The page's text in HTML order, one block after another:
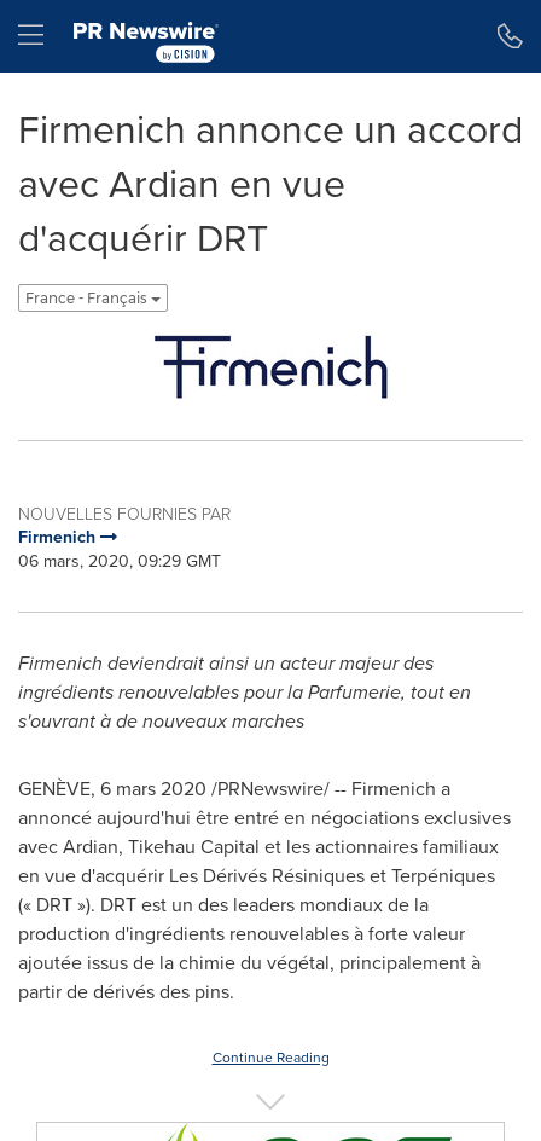
Hamburger menu
Firmenich annonce un accord
avec Ardian en vue
d'acquérir DRT
France - Français
NOUVELLES FOURNIES PAR
Firmenich
06 mars, 2020, 09:29 GMT
Firmenich deviendrait ainsi un acteur majeur des
ingrédients renouvelables pour la Parfumerie, tout en
s'ouvrant à de nouveaux marches
GENÈVE, 6 mars 2020 /PRNewswire/ -- Firmenich a
annoncé aujourd'hui être entré en négociations exclusives
avec Ardian, Tikehau Capital et les actionnaires familiaux
en vue d'acquérir Les Dérivés Résiniques et Terpéniques
(« DRT »). DRT est un des leaders mondiaux de la
production d'ingrédients renouvelables à forte valeur
ajoutée issus de la chimie du végétal, principalement à
partir de dérivés des pins.
Continue Reading